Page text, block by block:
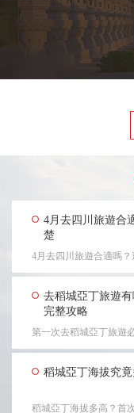
4月去四川旅遊合
楚
4月去四川旅遊合適嗎
去稻城亞丁旅遊
完整攻略
稻城亞丁海拔究